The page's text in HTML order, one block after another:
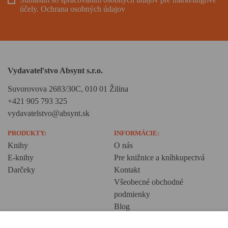
účely. Ochrana osobných údajov
Vydavateľstvo Absynt s.r.o.
Suvorovova 2683/30C, 010 01 Žilina
+421 905 793 325
vydavatelstvo@absynt.sk
PRODUKTY:
Knihy
E-knihy
Darčeky
INFORMÁCIE:
O nás
Pre knižnice a kníhkupectvá
Kontakt
Všeobecné obchodné
podmienky
Blog